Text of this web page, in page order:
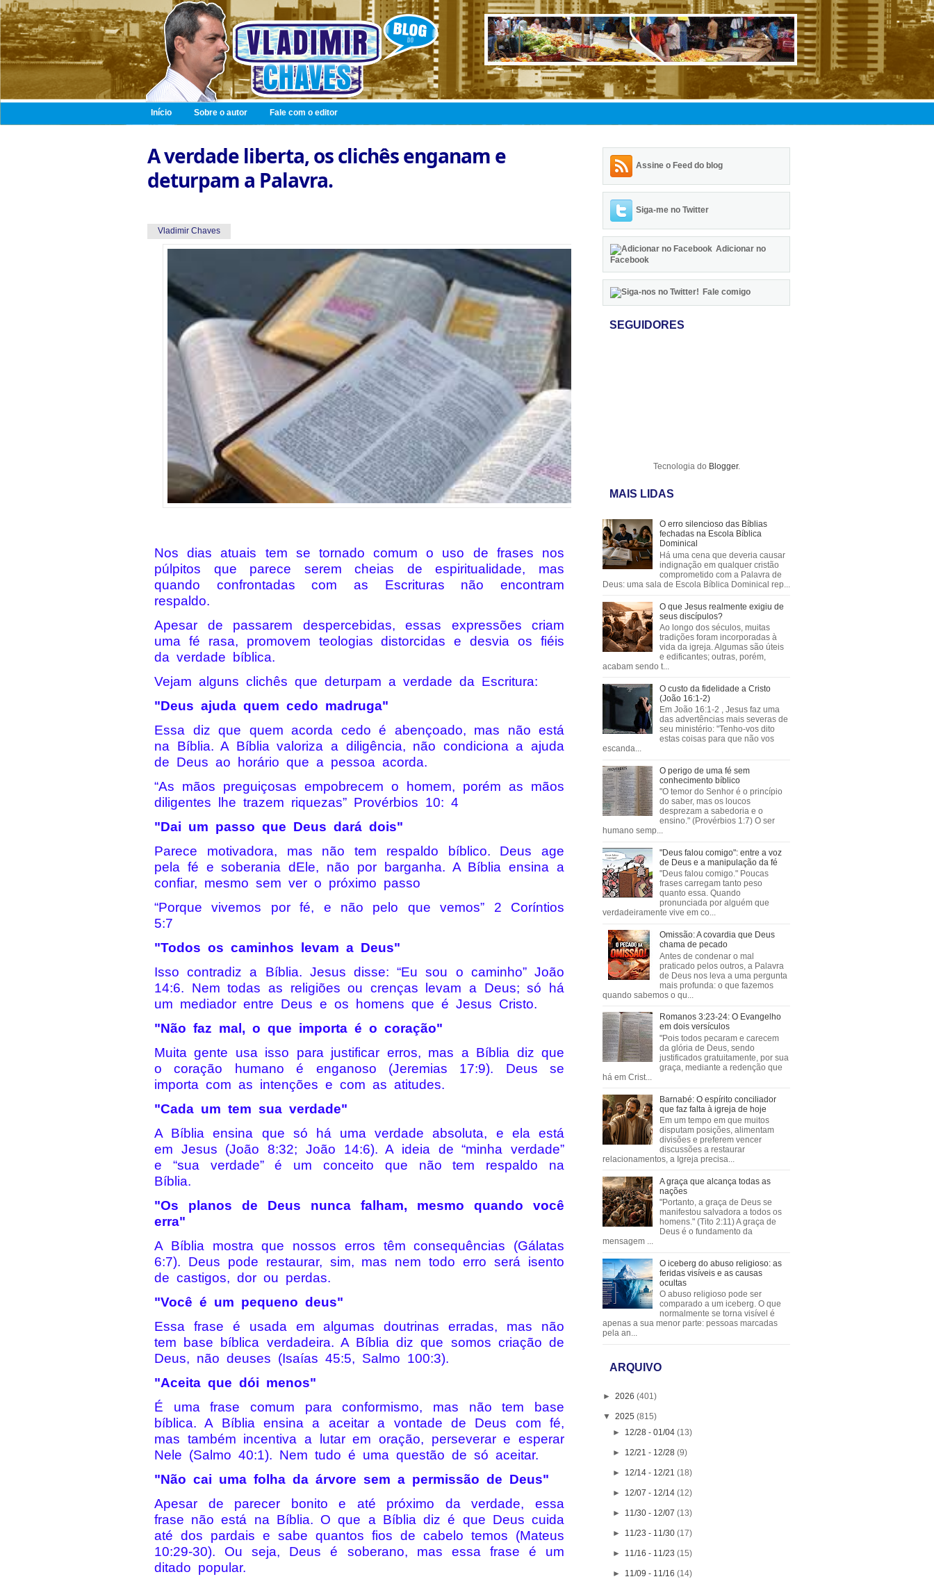
Início Sobre o autor Fale com o editor
A verdade liberta, os clichês enganam e
deturpam a Palavra.
Vladimir Chaves
Nos dias atuais tem se tornado comum o uso de frases nos
púlpitos que parece serem cheias de espiritualidade, mas
quando confrontadas com as Escrituras não encontram
respaldo.
Apesar de passarem despercebidas, essas expressões criam
uma fé rasa, promovem teologias distorcidas e desvia os fiéis
da verdade bíblica.
Vejam alguns clichês que deturpam a verdade da Escritura:
"Deus ajuda quem cedo madruga"
Essa diz que quem acorda cedo é abençoado, mas não está
na Bíblia. A Bíblia valoriza a diligência, não condiciona a ajuda
de Deus ao horário que a pessoa acorda.
“As mãos preguiçosas empobrecem o homem, porém as mãos
diligentes lhe trazem riquezas” Provérbios 10: 4
"Dai um passo que Deus dará dois"
Parece motivadora, mas não tem respaldo bíblico. Deus age
pela fé e soberania dEle, não por barganha. A Bíblia ensina a
confiar, mesmo sem ver o próximo passo
“Porque vivemos por fé, e não pelo que vemos” 2 Coríntios
5:7
"Todos os caminhos levam a Deus"
Isso contradiz a Bíblia. Jesus disse: “Eu sou o caminho” João
14:6. Nem todas as religiões ou crenças levam a Deus; só há
um mediador entre Deus e os homens que é Jesus Cristo.
"Não faz mal, o que importa é o coração"
Muita gente usa isso para justificar erros, mas a Bíblia diz que
o coração humano é enganoso (Jeremias 17:9). Deus se
importa com as intenções e com as atitudes.
"Cada um tem sua verdade"
A Bíblia ensina que só há uma verdade absoluta, e ela está
em Jesus (João 8:32; João 14:6). A ideia de “minha verdade”
e “sua verdade” é um conceito que não tem respaldo na
Bíblia.
"Os planos de Deus nunca falham, mesmo quando você
erra"
A Bíblia mostra que nossos erros têm consequências (Gálatas
6:7). Deus pode restaurar, sim, mas nem todo erro será isento
de castigos, dor ou perdas.
"Você é um pequeno deus"
Essa frase é usada em algumas doutrinas erradas, mas não
tem base bíblica verdadeira. A Bíblia diz que somos criação de
Deus, não deuses (Isaías 45:5, Salmo 100:3).
"Aceita que dói menos"
É uma frase comum para conformismo, mas não tem base
bíblica. A Bíblia ensina a aceitar a vontade de Deus com fé,
mas também incentiva a lutar em oração, perseverar e esperar
Nele (Salmo 40:1). Nem tudo é uma questão de só aceitar.
"Não cai uma folha da árvore sem a permissão de Deus"
Apesar de parecer bonito e até próximo da verdade, essa
frase não está na Bíblia. O que a Bíblia diz é que Deus cuida
até dos pardais e sabe quantos fios de cabelo temos (Mateus
10:29-30). Ou seja, Deus é soberano, mas essa frase é um
ditado popular.
Assine o Feed do blog
Siga-me no Twitter
Adicionar no
Facebook
Fale comigo
SEGUIDORES
Tecnologia do Blogger.
MAIS LIDAS
O erro silencioso das Bíblias
fechadas na Escola Bíblica
Dominical
Há uma cena que deveria causar
indignação em qualquer cristão
comprometido com a Palavra de
Deus: uma sala de Escola Bíblica Dominical rep...
O que Jesus realmente exigiu de
seus discípulos?
Ao longo dos séculos, muitas
tradições foram incorporadas à
vida da igreja. Algumas são úteis
e edificantes; outras, porém,
acabam sendo t...
O custo da fidelidade a Cristo
(João 16:1-2)
Em João 16:1-2 , Jesus faz uma
das advertências mais severas de
seu ministério: "Tenho-vos dito
estas coisas para que não vos
escanda...
O perigo de uma fé sem
conhecimento bíblico
"O temor do Senhor é o princípio
do saber, mas os loucos
desprezam a sabedoria e o
ensino." (Provérbios 1:7) O ser
humano semp...
"Deus falou comigo": entre a voz
de Deus e a manipulação da fé
"Deus falou comigo." Poucas
frases carregam tanto peso
quanto essa. Quando
pronunciada por alguém que
verdadeiramente vive em co...
Omissão: A covardia que Deus
chama de pecado
Antes de condenar o mal
praticado pelos outros, a Palavra
de Deus nos leva a uma pergunta
mais profunda: o que fazemos
quando sabemos o qu...
Romanos 3:23-24: O Evangelho
em dois versículos
"Pois todos pecaram e carecem
da glória de Deus, sendo
justificados gratuitamente, por sua
graça, mediante a redenção que
há em Crist...
Barnabé: O espírito conciliador
que faz falta à igreja de hoje
Em um tempo em que muitos
disputam posições, alimentam
divisões e preferem vencer
discussões a restaurar
relacionamentos, a Igreja precisa...
A graça que alcança todas as
nações
"Portanto, a graça de Deus se
manifestou salvadora a todos os
homens." (Tito 2:11) A graça de
Deus é o fundamento da
mensagem ...
O iceberg do abuso religioso: as
feridas visíveis e as causas
ocultas
O abuso religioso pode ser
comparado a um iceberg. O que
normalmente se torna visível é
apenas a sua menor parte: pessoas marcadas
pela an...
ARQUIVO
► 2026 (401)
▼ 2025 (815)
► 12/28 - 01/04(13)
► 12/21 - 12/28(9)
► 12/14 - 12/21(18)
► 12/07 - 12/14(12)
► 11/30 - 12/07(13)
► 11/23 - 11/30(17)
► 11/16 - 11/23(15)
► 11/09 - 11/16(14)